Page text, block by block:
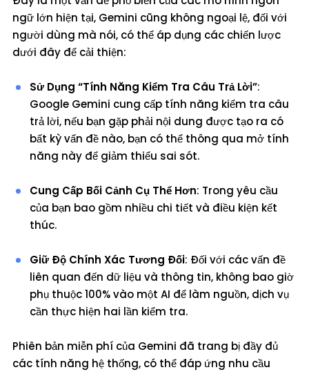
ngữ lớn hiện tại, Gemini cũng không ngoại lệ, đối với
người dùng mà nói, có thể áp dụng các chiến lược
dưới đây để cải thiện:
Sử Dụng “Tính Năng Kiểm Tra Câu Trả Lời”:
Google Gemini cung cấp tính năng kiểm tra câu
trả lời, nếu bạn gặp phải nội dung được tạo ra có
bất kỳ vấn đề nào, bạn có thể thông qua mở tính
năng này để giảm thiểu sai sót.
Cung Cấp Bối Cảnh Cụ Thể Hơn: Trong yêu cầu
của bạn bao gồm nhiều chi tiết và điều kiện kết
thúc.
Giữ Độ Chính Xác Tương Đối: Đối với các vấn đề
liên quan đến dữ liệu và thông tin, không bao giờ
phụ thuộc 100% vào một AI để làm nguồn, dịch vụ
cần thực hiện hai lần kiểm tra.
Phiên bản miễn phí của Gemini đã trang bị đầy đủ
các tính năng hệ thống, có thể đáp ứng nhu cầu